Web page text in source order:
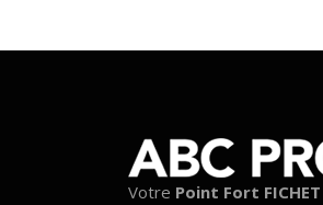
Votre Point Fort FICHET